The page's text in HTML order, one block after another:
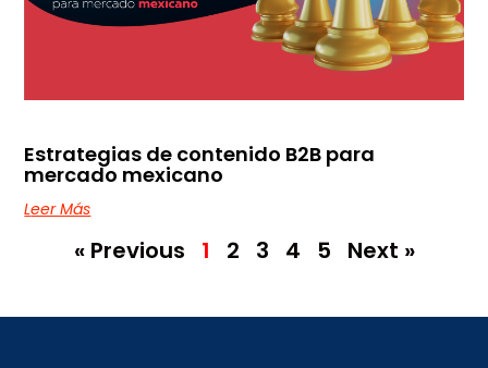
Estrategias de contenido B2B para
mercado mexicano
Leer Más
« Previous 1 2 3 4 5 Next »